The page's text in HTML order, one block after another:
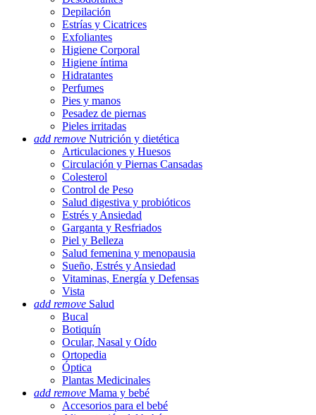
Depilación
Estrías y Cicatrices
Exfoliantes
Higiene Corporal
Higiene íntima
Hidratantes
Perfumes
Pies y manos
Pesadez de piernas
Pieles irritadas
add remove Nutrición y dietética
Articulaciones y Huesos
Circulación y Piernas Cansadas
Colesterol
Control de Peso
Salud digestiva y probióticos
Estrés y Ansiedad
Garganta y Resfriados
Piel y Belleza
Salud femenina y menopausia
Sueño, Estrés y Ansiedad
Vitaminas, Energía y Defensas
Vista
add remove Salud
Bucal
Botiquín
Ocular, Nasal y Oído
Ortopedia
Óptica
Plantas Medicinales
add remove Mama y bebé
Accesorios para el bebé